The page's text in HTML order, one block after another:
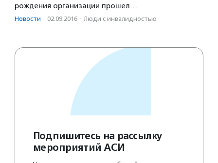
рождения организации прошел…
Новости · 02.09.2016 · Люди с инвалидностью
Подпишитесь на рассылку
мероприятий АСИ